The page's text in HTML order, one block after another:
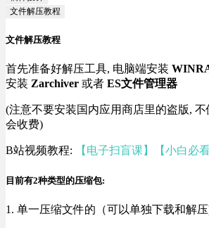
文件解压教程
文件解压教程
首先准备好解压工具, 电脑端安装
安装 Zarchiver 或者 ES文件管理器
(注意不要安装国内应用商店里的盗版,
会收费)
B站视频教程: 【电子扫盲课】【小白必
目前有2种类型的压缩包:
1. 单一压缩文件的（可以单独下载和解